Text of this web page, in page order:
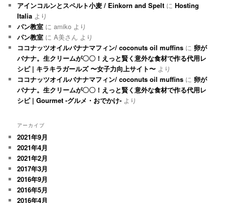
アインコルンとスペルト小麦 / Einkorn and Spelt にHosting
Italia より
パン教室 にamiko より
パン教室 にA美さん より
ココナッツオイルバナナマフィン/ coconuts oil muffins に 卵が
バナナ。生クリームが〇〇！えっと賢く意外な食材で作る代用レ
シピ | キラキラガールズ 〜女子力向上サイト〜 より
ココナッツオイルバナナマフィン/ coconuts oil muffins に 卵が
バナナ。生クリームが〇〇！えっと賢く意外な食材で作る代用レ
シピ | Gourmet -グルメ・おでかけ- より
アーカイブ
2021年9月
2021年4月
2021年2月
2017年3月
2016年9月
2016年5月
2016年4月